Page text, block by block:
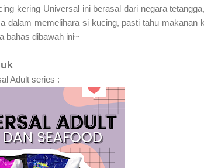
kering Universal ini berasal dari negara
dalam memelihara si kucing, pasti tahu makanan
bahas dibawah ini~
Adult series :